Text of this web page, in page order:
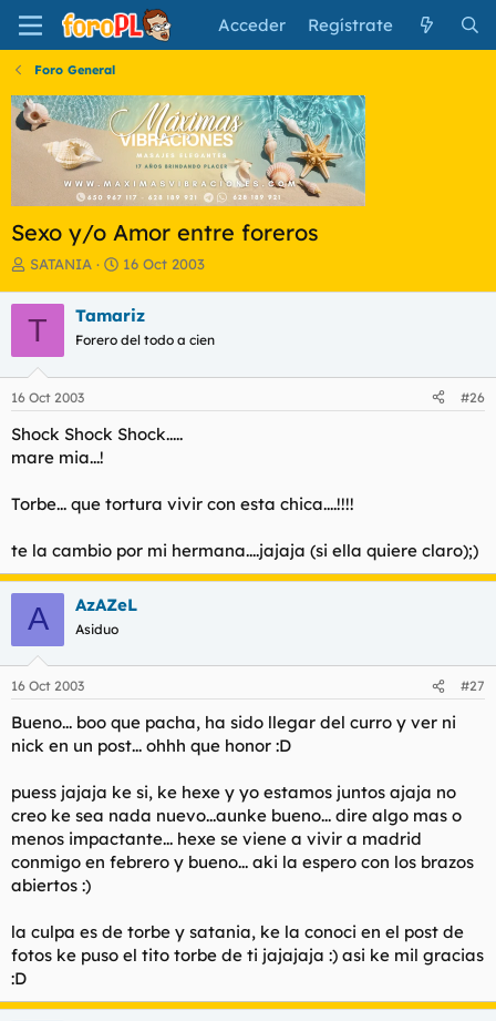
Acceder Regístrate
Foro General
Sexo y/o Amor entre foreros
I
i
c
a
d
o
d
e
t
m
a
SATANIA
F
h
a
e
i
o
16 Oct 2003
T Tamariz
Forero del todo a cien
16 Oct 2003 #26
Shock Shock Shock.....
mare mia...!
Torbe... que tortura vivir con esta chica....!!!!
te la cambio por mi hermana....jajaja (si ella quiere claro);)
A AzAZeL
Asiduo
16 Oct 2003 #27
Bueno... boo que pacha, ha sido llegar del curro y ver ni
nick en un post... ohhh que honor :D
puess jajaja ke si, ke hexe y yo estamos juntos ajaja no
creo ke sea nada nuevo...aunke bueno... dire algo mas o
menos impactante... hexe se viene a vivir a madrid
conmigo en febrero y bueno... aki la espero con los brazos
abiertos :)
la culpa es de torbe y satania, ke la conoci en el post de
fotos ke puso el tito torbe de ti jajajaja :) asi ke mil gracias
:D